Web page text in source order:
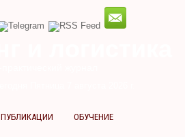
ПУБЛИКАЦИИ ОБУЧЕНИЕ